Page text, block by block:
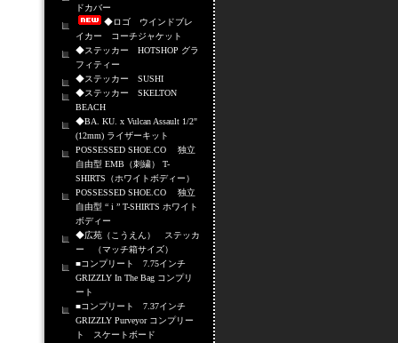
ドカバー
◆ロゴ ウインドブレ
イカー コーチジャケット
◆ステッカー HOTSHOP グラ
フィティー
◆ステッカー SUSHI
◆ステッカー SKELTON
BEACH
◆BA. KU. x Vulcan Assault 1/2"
(12mm) ライザーキット
POSSESSED SHOE.CO 独立
自由型 EMB（刺繍） T-
SHIRTS（ホワイトボディー）
POSSESSED SHOE.CO 独立
自由型 “ i ” T-SHIRTS ホワイト
ボディー
◆広苑（こうえん） ステッカ
ー （マッチ箱サイズ）
■コンプリート 7.75インチ
GRIZZLY In The Bag コンプリ
ート
■コンプリート 7.37インチ
GRIZZLY Purveyor コンプリー
ト スケートボード